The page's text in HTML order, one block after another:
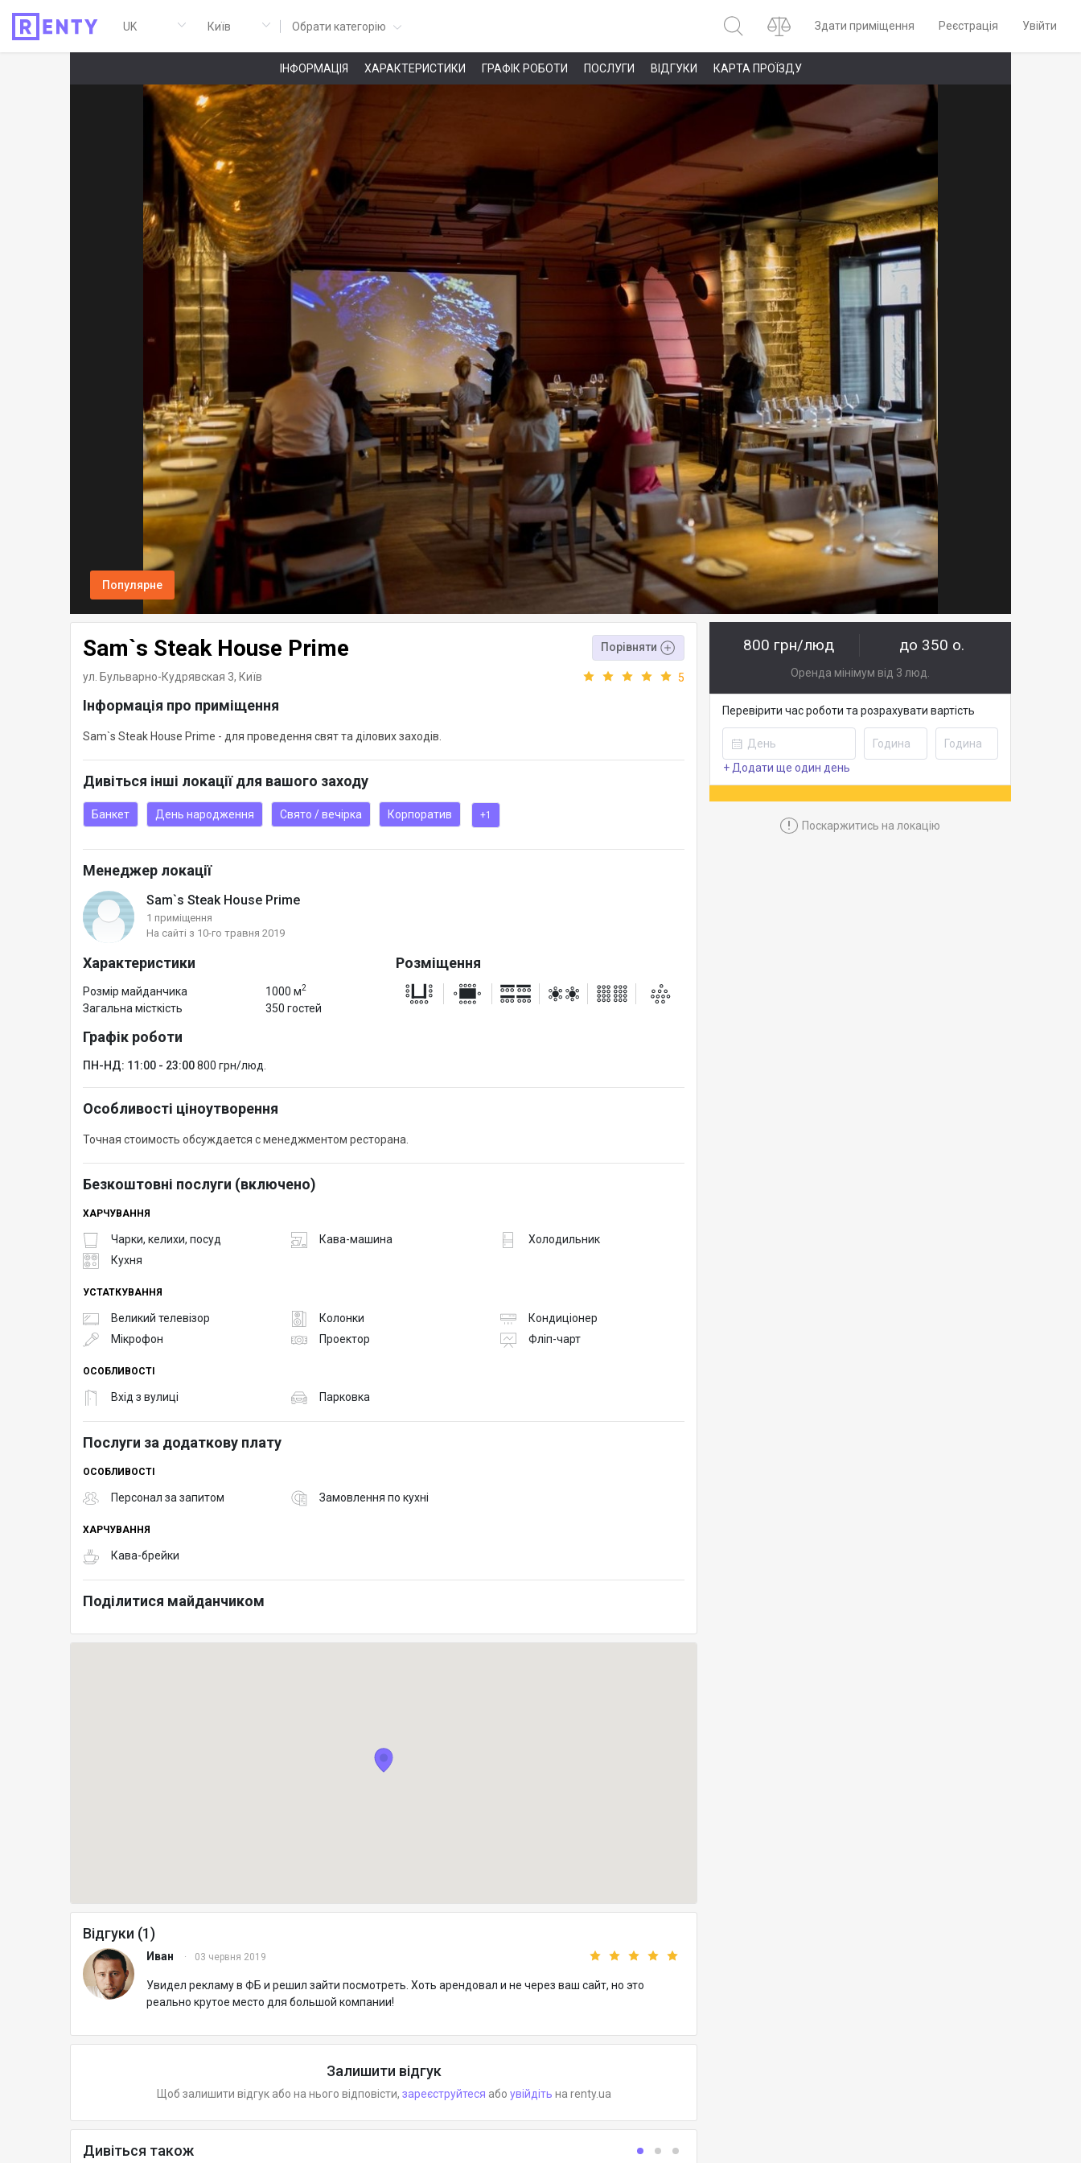
Обрати категорію Здати приміщення Реєстрація Увійти
ІНФОРМАЦІЯ ХАРАКТЕРИСТИКИ ГРАФІК РОБОТИ ПОСЛУГИ ВІДГУКИ КАРТА ПРОЇЗДУ
Популярне
Sam`s Steak House Prime Порівняти
ул. Бульварно-Кудрявская 3, Київ 5
Інформація про приміщення
Sam`s Steak House Prime - для проведення свят та ділових заходів.
Дивіться інші локації для вашого заходу
Банкет День народження Свято / вечірка Корпоратив +1
Менеджер локації
Sam`s Steak House Prime
1 приміщення
На сайті з 10-го травня 2019
Характеристики
Розмір майданчика 1000 м2
Загальна місткість 350 гостей
Розміщення
Графік роботи
ПН-НД: 11:00 - 23:00800 грн/люд.
Особливості ціноутворення
Точная стоимость обсуждается с менеджментом ресторана.
Безкоштовні послуги (включено)
ХАРЧУВАННЯ
Чарки, келихи, посуд Кава-машина
Холодильник
Кухня
УСТАТКУВАННЯ
Великий телевізор Колонки
Кондиціонер
Мікрофон
Проектор Фліп-чарт
ОСОБЛИВОСТІ
Вхід з вулиці Парковка
Послуги за додаткову плату
ОСОБЛИВОСТІ
Персонал за запитом Замовлення по кухні
ХАРЧУВАННЯ
Кава-брейки
Поділитися майданчиком
Відгуки (1)
Иван · 03 червня 2019
Увидел рекламу в ФБ и решил зайти посмотреть. Хоть арендовал и не через ваш сайт, но это
реально крутое место для большой компании!
Залишити відгук
Щоб залишити відгук або на нього відповісти, зареєструйтеся або увійдіть на renty.ua
Дивіться також
800 грн/люд до 350 о.
Оренда мінімум від 3 люд.
Перевірити час роботи та розрахувати вартість
+ Додати ще один день
! Поскаржитись на локацію